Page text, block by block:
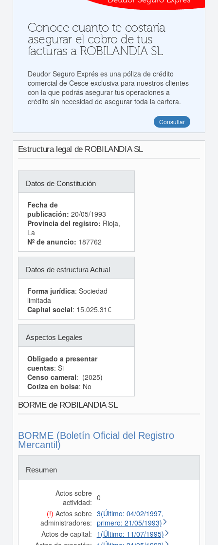
Conoce cuanto te costaría
asegurar el cobro de tus
facturas a ROBILANDIA SL
Deudor Seguro Exprés es una póliza de crédito
comercial de Cesce exclusiva para nuestros clientes
con la que podrás asegurar tus operaciones a
crédito sin necesidad de asegurar toda la cartera.
Consultar
Estructura legal de ROBILANDIA SL
Datos de Constitución
Fecha de
publicación: 20/05/1993
Provincia del registro: Rioja,
La
Nº de anuncio: 187762
Datos de estructura Actual
Forma jurídica: Sociedad
limitada
Capital social: 15.025,31€
Aspectos Legales
Obligado a presentar
cuentas: Si
Censo cameral: (2025)
Cotiza en bolsa: No
BORME de ROBILANDIA SL
BORME (Boletín Oficial del Registro
Mercantil)
Resumen
Actos sobre
actividad: 0
(!) Actos sobre
administradores:
3(Último: 04/02/1997,
primero: 21/05/1993)
Actos de capital: 1(Último: 11/07/1995)